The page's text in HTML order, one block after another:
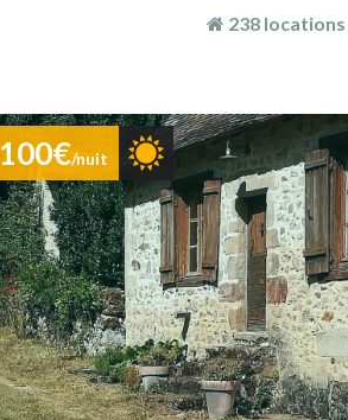
238 locations
100€/nuit